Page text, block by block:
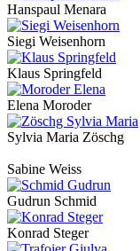
Hanspaul Menara
Siegi Weisenhorn
Klaus Springfeld
Elena Moroder
Sylvia Maria Zöschg
Sabine Weiss
Gudrun Schmid
Konrad Steger